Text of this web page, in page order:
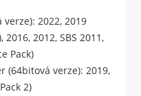
2022, 2019
2012, SBS 2011,
Pack)
(64bitová verze): 2019,
2)